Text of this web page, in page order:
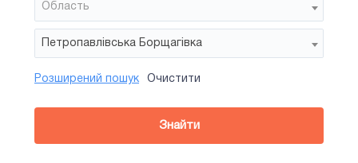
Область
Петропавлівська Борщагівка
Район
Сторона
Усi
Розширений пошук Очистити
Знайти